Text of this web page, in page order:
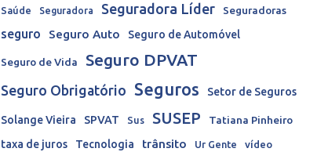
Saúde Seguradora Seguradora Líder Seguradoras
seguro Seguro Auto Seguro de Automóvel
Seguro de Vida Seguro DPVAT
Seguro Obrigatório Seguros Setor de Seguros
Solange Vieira SPVAT Sus SUSEP
Tatiana Pinheiro
taxa de juros
Tecnologia trânsito Ur Gente
vídeo